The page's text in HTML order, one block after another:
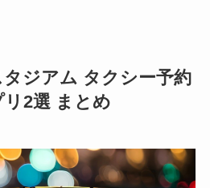
ジアム タクシー予約
2選 まとめ